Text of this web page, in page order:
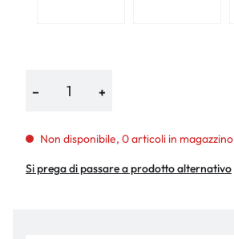
− +
Non disponibile, 0 articoli in magazzino
Si prega di passare a prodotto alternativo